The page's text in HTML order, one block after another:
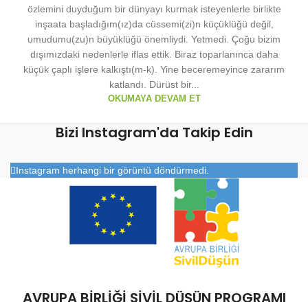
özlemini duyduğum bir dünyayı kurmak isteyenlerle birlikte
inşaata başladığım(ız)da cüssemi(zi)n küçüklüğü değil,
umudumu(zu)n büyüklüğü önemliydi. Yetmedi. Çoğu bizim
dışımızdaki nedenlerle iflas ettik. Biraz toparlanınca daha
küçük çaplı işlere kalkıştı(m-k). Yine beceremeyince zararım
katlandı. Dürüst bir...
OKUMAYA DEVAM ET
Bizi Instagram'da Takip Edin
Instagram herhangi bir görüntü döndürmedi.
AVRUPA BİRLİĞİ SİVİL DÜŞÜN PROGRAMI